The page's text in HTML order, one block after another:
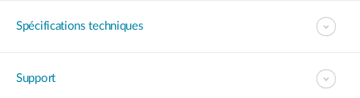
Spécifications techniques
Support